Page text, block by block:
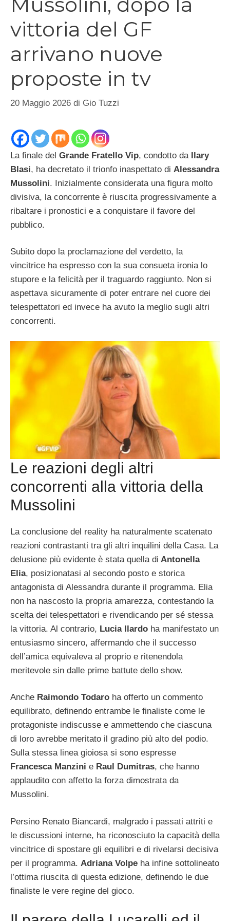
vittoria del GF
arrivano nuove
proposte in tv
20 Maggio 2026 di Gio Tuzzi
La finale del Grande Fratello Vip, condotto da Ilary
Blasi, ha decretato il trionfo inaspettato di Alessandra
Mussolini. Inizialmente considerata una figura molto
divisiva, la concorrente è riuscita progressivamente a
ribaltare i pronostici e a conquistare il favore del
pubblico.
Subito dopo la proclamazione del verdetto, la
vincitrice ha espresso con la sua consueta ironia lo
stupore e la felicità per il traguardo raggiunto. Non si
aspettava sicuramente di poter entrare nel cuore dei
telespettatori ed invece ha avuto la meglio sugli altri
concorrenti.
Le reazioni degli altri
concorrenti alla vittoria della
Mussolini
La conclusione del reality ha naturalmente scatenato
reazioni contrastanti tra gli altri inquilini della Casa. La
delusione più evidente è stata quella di Antonella
Elia, posizionatasi al secondo posto e storica
antagonista di Alessandra durante il programma. Elia
non ha nascosto la propria amarezza, contestando la
scelta dei telespettatori e rivendicando per sé stessa
la vittoria. Al contrario, Lucia Ilardo ha manifestato un
entusiasmo sincero, affermando che il successo
dell’amica equivaleva al proprio e ritenendola
meritevole sin dalle prime battute dello show.
Anche Raimondo Todaro ha offerto un commento
equilibrato, definendo entrambe le finaliste come le
protagoniste indiscusse e ammettendo che ciascuna
di loro avrebbe meritato il gradino più alto del podio.
Sulla stessa linea gioiosa si sono espresse
Francesca Manzini e Raul Dumitras, che hanno
applaudito con affetto la forza dimostrata da
Mussolini.
Persino Renato Biancardi, malgrado i passati attriti e
le discussioni interne, ha riconosciuto la capacità della
vincitrice di spostare gli equilibri e di rivelarsi decisiva
per il programma. Adriana Volpe ha infine sottolineato
l’ottima riuscita di questa edizione, definendo le due
finaliste le vere regine del gioco.